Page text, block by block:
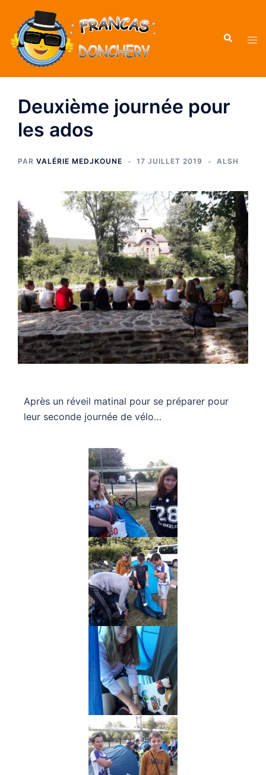
Deuxième journée pour
les ados
PAR VALÉRIE MEDJKOUNE 17 JUILLET 2019 ALSH
Après un réveil matinal pour se préparer pour
leur seconde journée de vélo…